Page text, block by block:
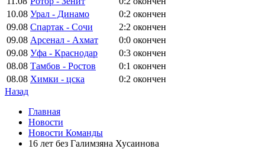
10.08 Урал - Динамо 0:2 окончен
09.08 Спартак - Сочи 2:2 окончен
09.08 Арсенал - Ахмат 0:0 окончен
09.08 Уфа - Краснодар 0:3 окончен
08.08 Тамбов - Ростов 0:1 окончен
08.08 Химки - цска 0:2 окончен
Назад
Главная
Новости
Новости Команды
16 лет без Галимзяна Хусаинова